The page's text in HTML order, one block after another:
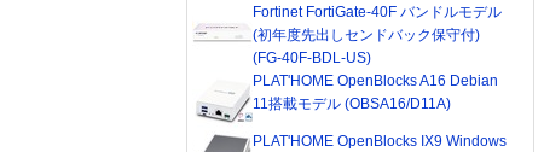
Fortinet FortiGate-40F バンドルモデル
(初年度先出しセンドバック保守付)
(FG-40F-BDL-US)
PLAT'HOME OpenBlocks A16 Debian
11搭載モデル (OBSA16/D11A)
PLAT'HOME OpenBlocks IX9 Windows